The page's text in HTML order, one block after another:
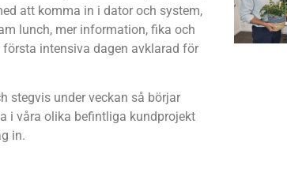
att komma in i dator och system,
lunch, mer information, fika och
intensiva dagen avklarad för
stegvis under veckan så börjar
i våra olika befintliga kundprojekt
in.